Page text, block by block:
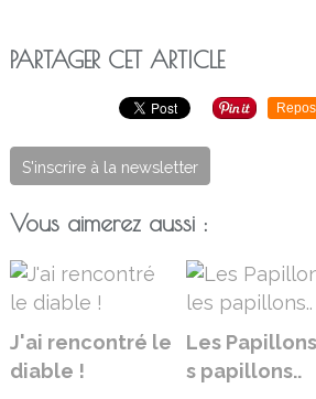
PARTAGER CET ARTICLE
S'inscrire à la newsletter
Vous aimerez aussi :
J'ai rencontré le
diable !
Les
s papillons..